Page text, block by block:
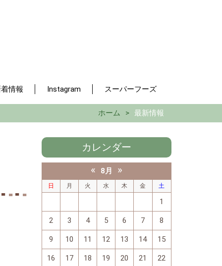
情報 Instagram スーパーフーズ
ホーム 最新情報
カレンダー
« 8月 »
日 月 火 水 木 金 土
1
2 3 4 5 6 7 8
9 10 11 12 13 14 15
16 17 18 19 20 21 22